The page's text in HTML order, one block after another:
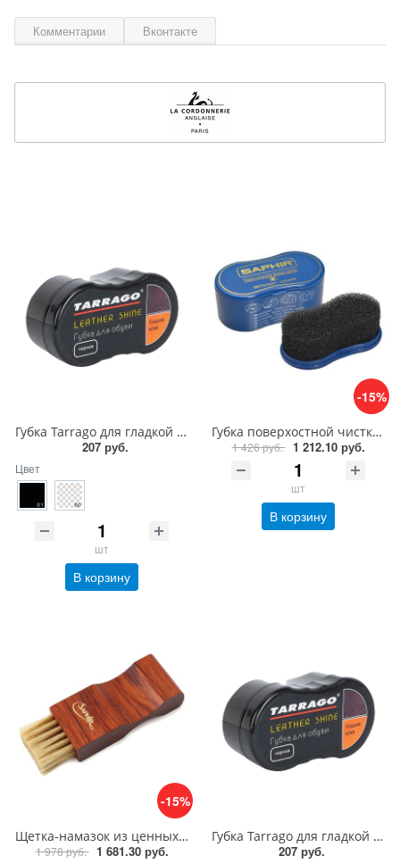
Комментарии Вконтакте
Губка Tarrago для гладкой кожи силикон1
207 руб.
Цвет
шт
В корзину
-15%
Губка поверхостной чистки замши, велюра Saphir Nettoyant cleaner
1 426 руб. 1 212.10 руб.
шт
В корзину
-15%
Щетка-намазок из ценных пород дерева Saphir Brosse Pommadier
1 978 руб. 1 681.30 руб.
Губка Tarrago для гладкой кожи силикон
207 руб.